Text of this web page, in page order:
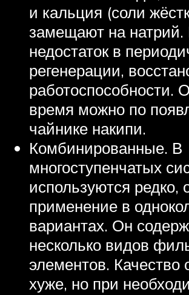
и кальция (соли
замещают на натрий.
недостаток в
регенерации,
работоспособности.
время можно по
чайнике накипи.
Комбинированные. В
многоступенчатых
используются редко,
применение в
вариантах. Он
несколько видов
элементов. Качество
хуже, но при